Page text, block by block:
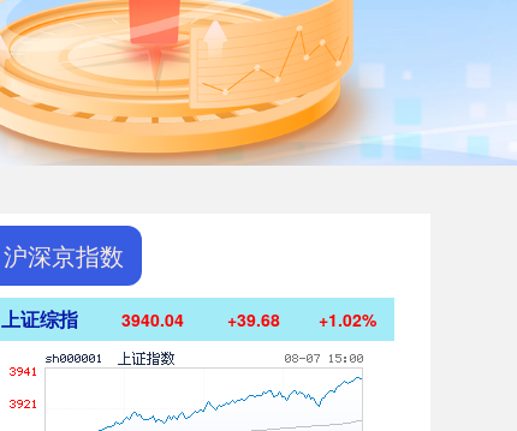
沪深京指数
上证综指 3940.04 +39.68 +1.02%